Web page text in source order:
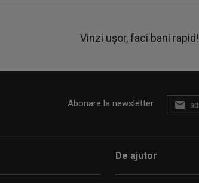
Vinzi ușor, faci bani rapid!
Abonare la newsletter
De ajutor